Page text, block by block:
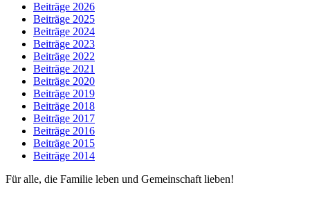
Beiträge 2026
Beiträge 2025
Beiträge 2024
Beiträge 2023
Beiträge 2022
Beiträge 2021
Beiträge 2020
Beiträge 2019
Beiträge 2018
Beiträge 2017
Beiträge 2016
Beiträge 2015
Beiträge 2014
Für alle, die Familie leben und Gemeinschaft lieben!